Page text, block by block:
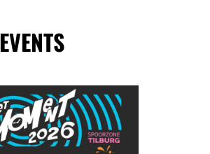
EVENTS